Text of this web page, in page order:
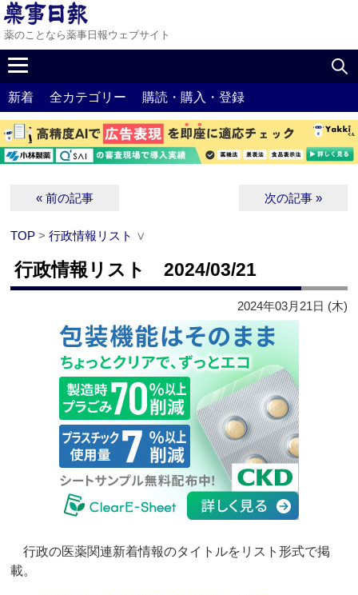
薬のことなら薬事日報ウェブサイト
新着 全カテゴリー 購読・購入・登録
« 前の記事 次の記事 »
TOP >行政情報リスト ∨
行政情報リスト 2024/03/21
2024年03月21日 (木)
行政の医薬関連新着情報のタイトルをリスト形式で掲
載。